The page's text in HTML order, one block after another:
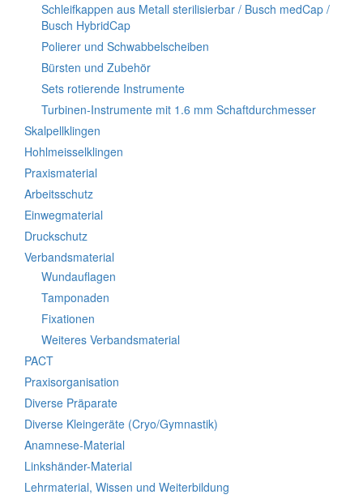
Schleifkappen aus Metall sterilisierbar / Busch medCap /
Busch HybridCap
Polierer und Schwabbelscheiben
Bürsten und Zubehör
Sets rotierende Instrumente
Turbinen-Instrumente mit 1.6 mm Schaftdurchmesser
Skalpellklingen
Hohlmeisselklingen
Praxismaterial
Arbeitsschutz
Einwegmaterial
Druckschutz
Verbandsmaterial
Wundauflagen
Tamponaden
Fixationen
Weiteres Verbandsmaterial
PACT
Praxisorganisation
Diverse Präparate
Diverse Kleingeräte (Cryo/Gymnastik)
Anamnese-Material
Linkshänder-Material
Lehrmaterial, Wissen und Weiterbildung